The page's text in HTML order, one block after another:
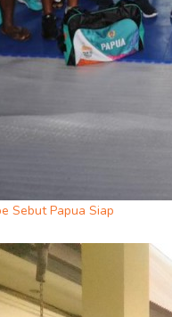
Sebut Papua Siap